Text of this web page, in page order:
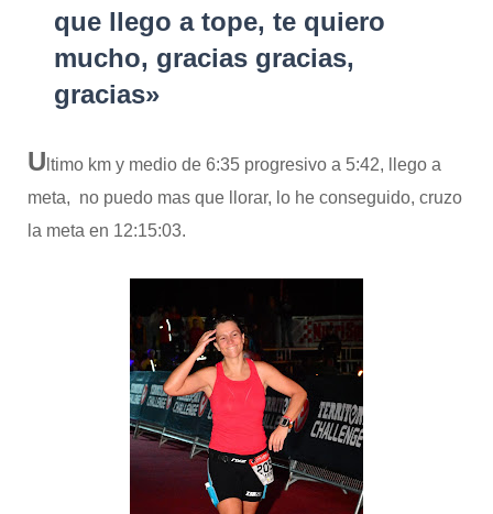
que llego a tope, te quiero
mucho, gracias gracias,
gracias»
U ltimo km y medio de 6:35 progresivo a 5:42, llego a
meta, no puedo mas que llorar, lo he conseguido, cruzo
la meta en 12:15:03.